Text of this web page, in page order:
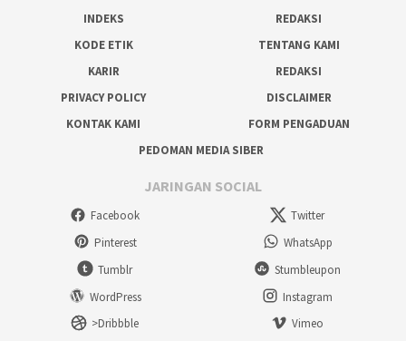
INDEKS
REDAKSI
KODE ETIK
TENTANG KAMI
KARIR
REDAKSI
PRIVACY POLICY
DISCLAIMER
KONTAK KAMI
FORM PENGADUAN
PEDOMAN MEDIA SIBER
JARINGAN SOCIAL
Facebook
Twitter
Pinterest
WhatsApp
Tumblr
Stumbleupon
WordPress
Instagram
>Dribbble
Vimeo